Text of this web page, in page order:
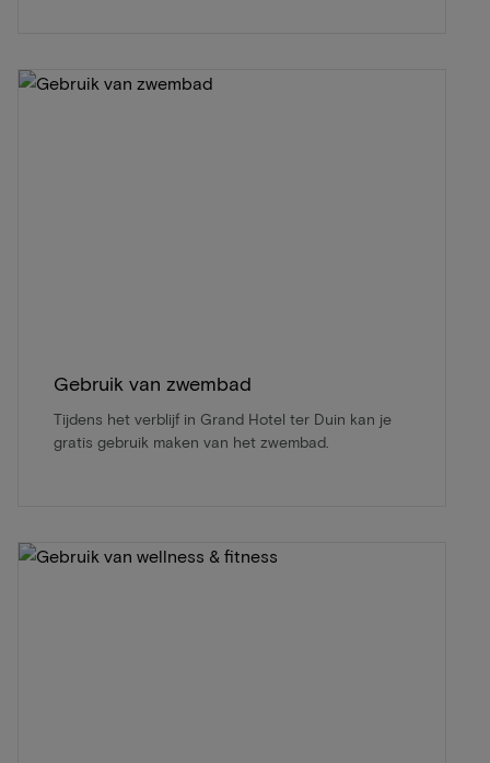
Gebruik van zwembad
Tijdens het verblijf in Grand Hotel ter Duin kan je
gratis gebruik maken van het zwembad.